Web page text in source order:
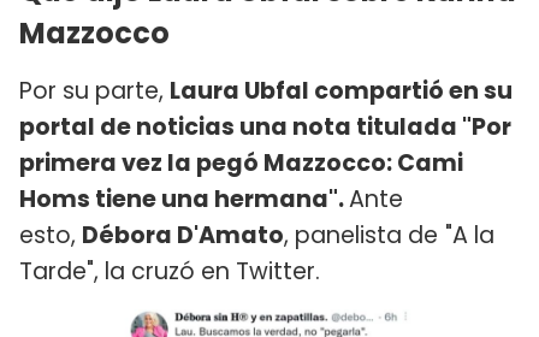
Mazzocco
Por su parte, Laura Ubfal compartió en su
portal de noticias una nota titulada "Por
primera vez la pegó Mazzocco: Cami
Homs tiene una hermana".Ante
esto, Débora D'Amato, panelista de "A la
Tarde", la cruzó en Twitter.